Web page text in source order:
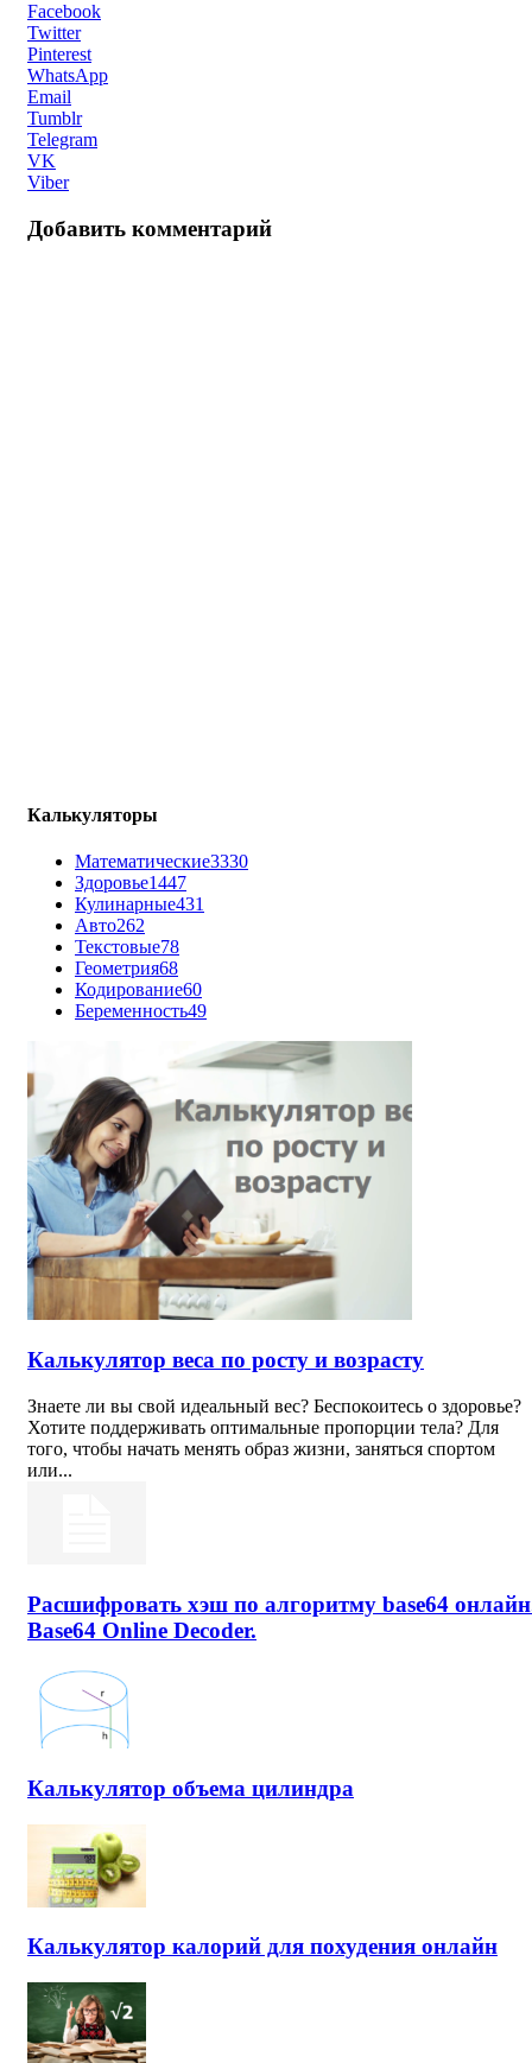
Facebook
Twitter
Pinterest
WhatsApp
Email
Tumblr
Telegram
VK
Viber
Добавить комментарий
Калькуляторы
Математические3330
Здоровье1447
Кулинарные431
Авто262
Текстовые78
Геометрия68
Кодирование60
Беременность49
Калькулятор веса по росту и возрасту
Знаете ли вы свой идеальный вес? Беспокоитесь о здоровье?
Хотите поддерживать оптимальные пропорции тела? Для
того, чтобы начать менять образ жизни, заняться спортом
или...
Расшифровать хэш по алгоритму base64
Base64 Online Decoder.
Калькулятор объема цилиндра
Калькулятор калорий для похудения онлайн